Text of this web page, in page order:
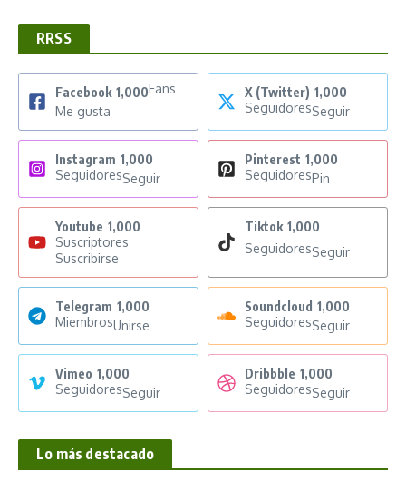
RRSS
Facebook 1,000Fans
Me gusta
X (Twitter) 1,000
SeguidoresSeguir
Instagram 1,000
SeguidoresSeguir
Pinterest 1,000
SeguidoresPin
Youtube 1,000
Suscriptores
Suscribirse
Tiktok 1,000
SeguidoresSeguir
Telegram 1,000
MiembrosUnirse
Soundcloud 1,000
SeguidoresSeguir
Vimeo 1,000
SeguidoresSeguir
Dribbble 1,000
SeguidoresSeguir
Lo más destacado